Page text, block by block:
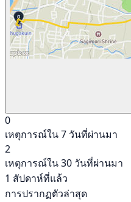
0
เหตุการณ์ใน 7 วันที่ผ่านมา
2
เหตุการณ์ใน 30 วันที่ผ่านมา
1 สัปดาห์ที่แล้ว
การปรากฏตัวล่าสุด